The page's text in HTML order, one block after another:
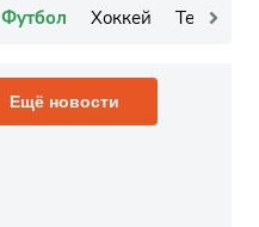
Футбол Хоккей Теннис
Ещё новости